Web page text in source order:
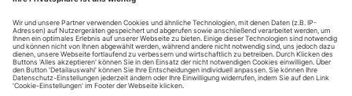
weiterentwickelnde Realisierungen als Gegenwart existieren
muss. Veränderungen, andere Sichtweisen – alles Teufelszeug.
Wagner, Brecht, lange ließe sich die Reihe der Schöpfer und
ihrer orthodoxen Gralshüter...